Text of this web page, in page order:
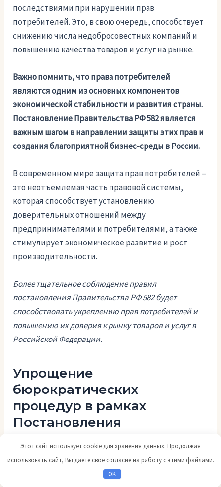
последствиями при нарушении прав
потребителей. Это, в свою очередь, способствует
снижению числа недобросовестных компаний и
повышению качества товаров и услуг на рынке.
Важно помнить, что права потребителей
являются одним из основных компонентов
экономической стабильности и развития страны.
Постановление Правительства РФ 582 является
важным шагом в направлении защиты этих прав и
создания благоприятной бизнес-среды в России.
В современном мире защита прав потребителей –
это неотъемлемая часть правовой системы,
которая способствует установлению
доверительных отношений между
предпринимателями и потребителями, а также
стимулирует экономическое развитие и рост
производительности.
Более тщательное соблюдение правил
постановления Правительства РФ 582 будет
способствовать укреплению прав потребителей и
повышению их доверия к рынку товаров и услуг в
Российской Федерации.
Упрощение
бюрократических
процедур в рамках
Постановления
Электронная отчетность
Этот сайт использует cookie для хранения данных. Продолжая
использовать сайт, Вы даете свое согласие на работу с этими файлами.
OK